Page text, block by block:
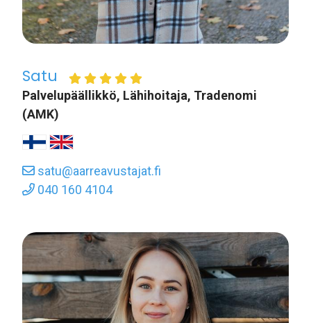
Satu
Palvelupäällikkö, Lähihoitaja, Tradenomi
(AMK)
satu@aarreavustajat.fi
040 160 4104